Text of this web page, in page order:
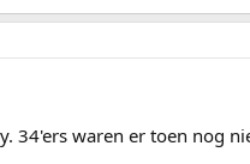
34'ers waren er toen nog